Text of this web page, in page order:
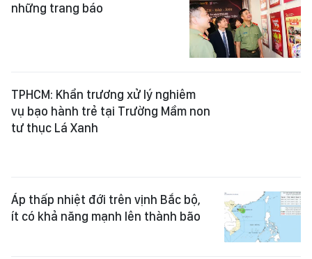
những trang báo
TPHCM: Khẩn trương xử lý nghiêm
vụ bạo hành trẻ tại Trường Mầm non
tư thục Lá Xanh
ít có khả năng mạnh lên thành bão